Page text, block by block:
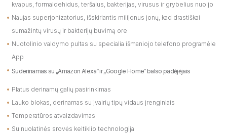
kvapus, formaldehidus, teršalus, bakterijas, virusus ir grybelius nuo jo
Naujas superjonizatorius, išskiriantis milijonus jonų, kad drastiškai
sumažintų virusų ir bakterijų buvimą ore
Nuotolinio valdymo pultas su specialia išmaniojo telefono programėle
App
Suderinamas su „Amazon Alexa“ ir „Google Home“ balso padėjėjais
Platus derinamų galių pasirinkimas
Lauko blokas, derinamas su jvairių tipų vidaus jrenginiais
Temperatūros atvaizdavimas
Su nuolatinės srovės keitiklio technologija